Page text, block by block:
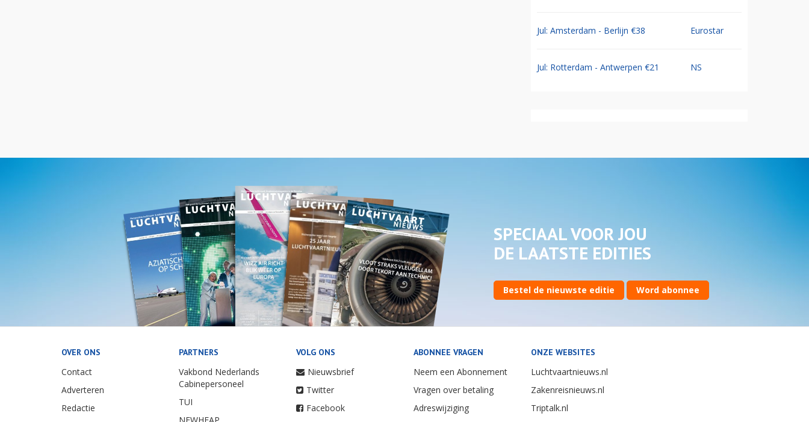
Jul: Amsterdam - Berlijn €38 Eurostar
Jul: Rotterdam - Antwerpen €21 NS
SPECIAAL VOOR JOU
DE LAATSTE EDITIES
Bestel de nieuwste editie Word abonnee
OVER ONS
Contact
Adverteren
Redactie
PARTNERS
Vakbond Nederlands
Cabinepersoneel
TUI
NEWHEAP
VOLG ONS
Nieuwsbrief
Twitter
Facebook
ABONNEE VRAGEN
Neem een Abonnement
Vragen over betaling
Adreswijziging
ONZE WEBSITES
Luchtvaartnieuws.nl
Zakenreisnieuws.nl
Triptalk.nl